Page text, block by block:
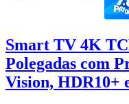
Smart TV 4K
Polegadas com
Vision, HDR10+